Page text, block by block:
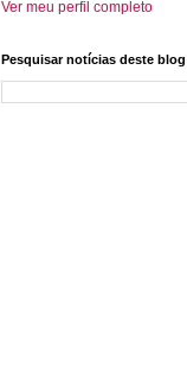
Ver meu perfil completo
Pesquisar notícias deste blog